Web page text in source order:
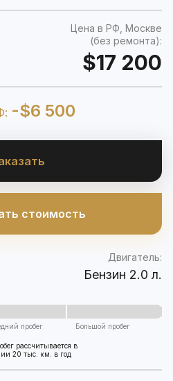
Цена в РФ, Москве
(без ремонта):
$17 200
-$6 500
стоимость
Двигатель:
Бензин 2.0 л.
пробег Большой пробег
рассчитывается в
20 тыс. км. в год